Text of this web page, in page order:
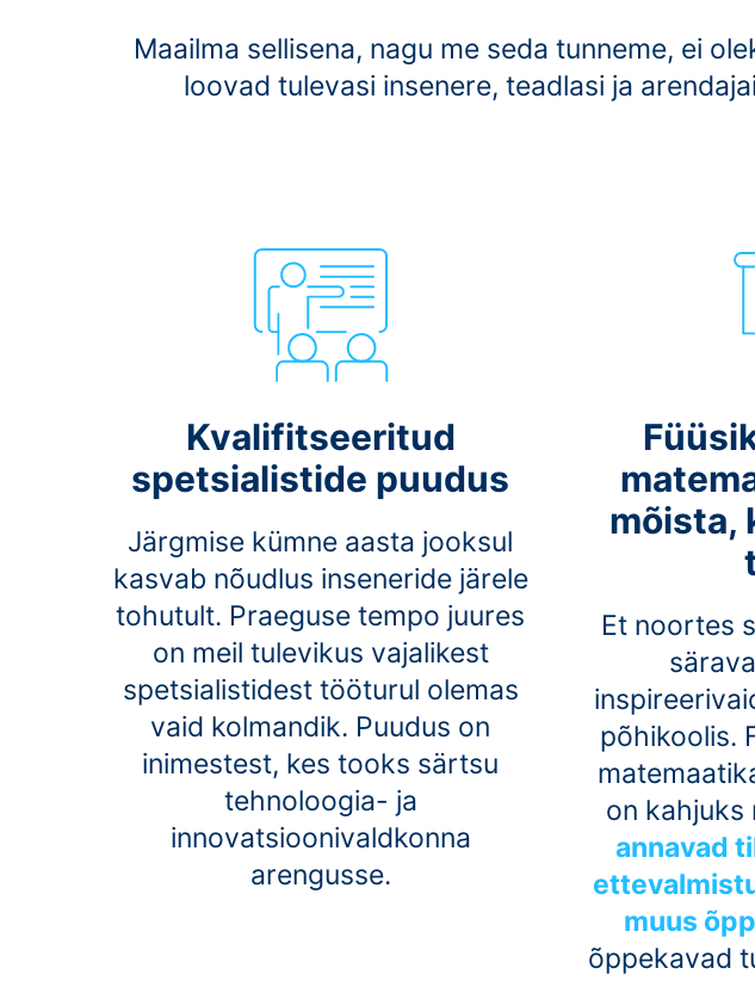
Maailma sellisena, nagu me seda tunneme, ei
loovad tulevasi insenere, teadlasi ja
Kvalifitseeritud
spetsialistide puudus
Järgmise kümne aasta jooksul
kasvab nõudlus inseneride järele
tohutult. Praeguse tempo juures
on meil tulevikus vajalikest
spetsialistidest tööturul olemas
vaid kolmandik. Puudus on
inimestest, kes tooks särtsu
tehnoloogia- ja
innovatsioonivaldkonna
arengusse.
mõista,
Et noortes
põhikoolis.
on kahjuks
annavad
muus
õppekavad